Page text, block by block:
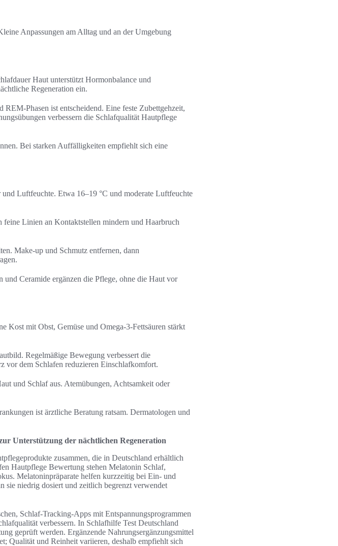
Anpassungen am Alltag und an der Umgebung
Haut unterstützt Hormonbalance und
Regeneration ein.
Phasen ist entscheidend. Eine feste Zubettgehzeit,
verbessern die Schlafqualität Hautpflege
Bei starken Auffälligkeiten empfiehlt sich eine
Luftfeuchte. Etwa 16–19 °C und moderate Luftfeuchte
Linien an Kontaktstellen mindern und Haarbruch
Make-up und Schmutz entfernen, dann
Ceramide ergänzen die Pflege, ohne die Haut vor
Kost mit Obst, Gemüse und Omega-3-Fettsäuren stärkt
Regelmäßige Bewegung verbessert die
vor dem Schlafen reduzieren Einschlafkomfort.
und Schlaf aus. Atemübungen, Achtsamkeit oder
ist ärztliche Beratung ratsam. Dermatologen und
Unterstützung der nächtlichen Regeneration
zusammen, die in Deutschland erhältlich
Hautpflege Bewertung stehen Melatonin Schlaf,
Melatoninpräparate helfen kurzzeitig bei Ein- und
sie niedrig dosiert und zeitlich begrenzt verwendet
Schlaf-Tracking-Apps mit Entspannungsprogrammen
verbessern. In Schlafhilfe Test Deutschland
geprüft werden. Ergänzende Nahrungsergänzungsmittel
Qualität und Reinheit variieren, deshalb empfiehlt sich